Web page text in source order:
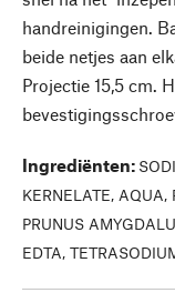
handreinigingen.
beide netjes aan
Projectie 15,5 cm.
Ingrediënten:
KERNELATE, AQUA,
PRUNUS
EDTA,